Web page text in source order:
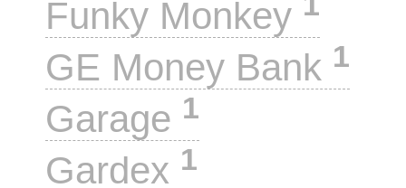
Funky Monkey
GE Money Bank 1
Garage 1
Gardex 1